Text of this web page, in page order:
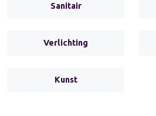
Sanitair
Verlichting
Kunst